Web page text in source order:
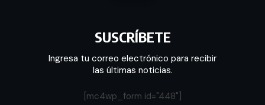
SUSCRÍBETE
Ingresa tu correo electrónico para recibir
las últimas noticias.
[mc4wp_form id="448"]